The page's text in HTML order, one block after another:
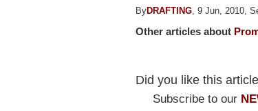
ByDRAFTING , 9 Jun, 2010,
Other articles about
Did you like this
Subscribe to our